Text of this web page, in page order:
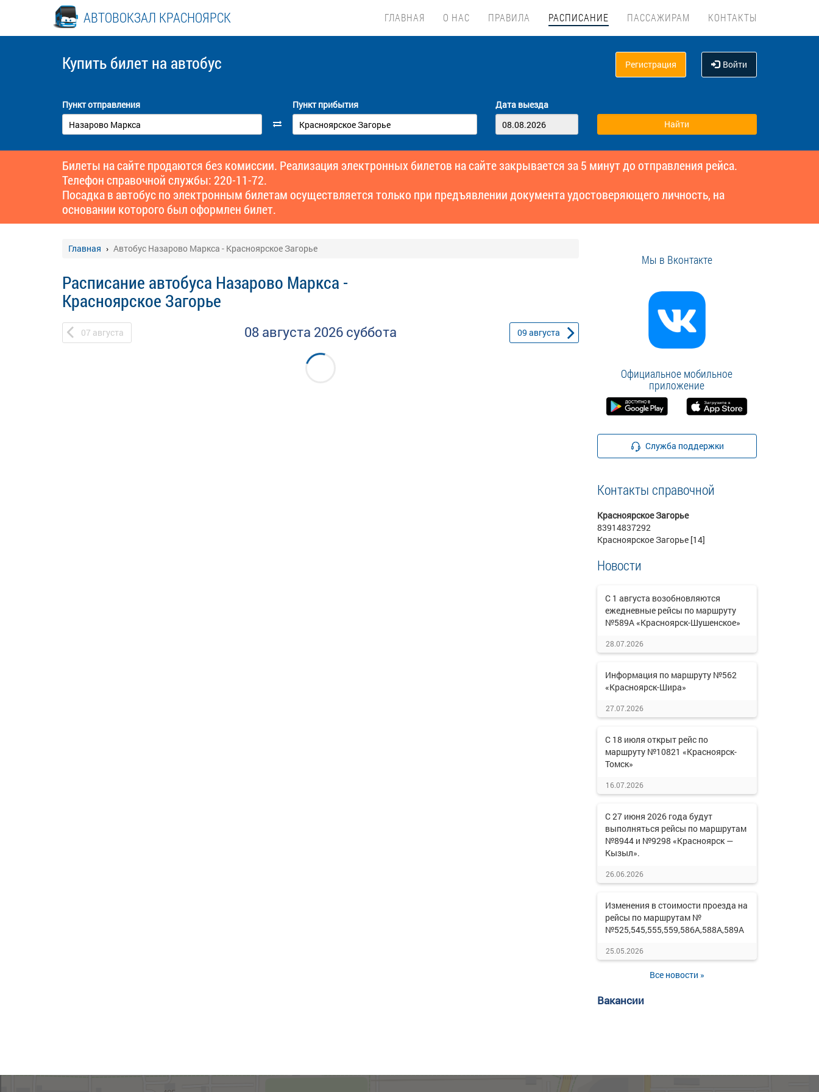
АВТОВОКЗАЛ КРАСНОЯРСК ГЛАВНАЯ О НАС ПРАВИЛА РАСПИСАНИЕ ПАССАЖИРАМ КОНТАКТЫ
Купить билет на автобус Регистрация Войти
Пункт отправления Пункт прибытия Дата выезда
Билеты на сайте продаются без комиссии. Реализация электронных билетов на сайте закрывается за 5 минут до отправления рейса.
Телефон справочной службы: 220-11-72.
Посадка в автобус по электронным билетам осуществляется только при предъявлении документа удостоверяющего личность, на
основании которого был оформлен билет.
Главная Автобус Назарово Маркса - Красноярское Загорье
Расписание автобуса Назарово Маркса -
Красноярское Загорье
07 августа 08 августа 2026 суббота 09 августа
Мы в Вконтакте
Официальное мобильное
приложение
Служба поддержки
Контакты справочной
Красноярское Загорье
83914837292
Красноярское Загорье [14]
Новости
С 1 августа возобновляются
ежедневные рейсы по маршруту
№589А «Красноярск-Шушенское»
28.07.2026
Информация по маршруту №562
«Красноярск-Шира»
27.07.2026
С 18 июля открыт рейс по
маршруту №10821 «Красноярск-
Томск»
16.07.2026
С 27 июня 2026 года будут
выполняться рейсы по маршрутам
№8944 и №9298 «Красноярск —
Кызыл».
26.06.2026
Изменения в стоимости проезда на
рейсы по маршрутам №
№525,545,555,559,586А,588А,589А
25.05.2026
Все новости »
Вакансии